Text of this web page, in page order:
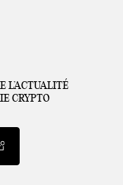
L’ACTUALITÉ
CRYPTO